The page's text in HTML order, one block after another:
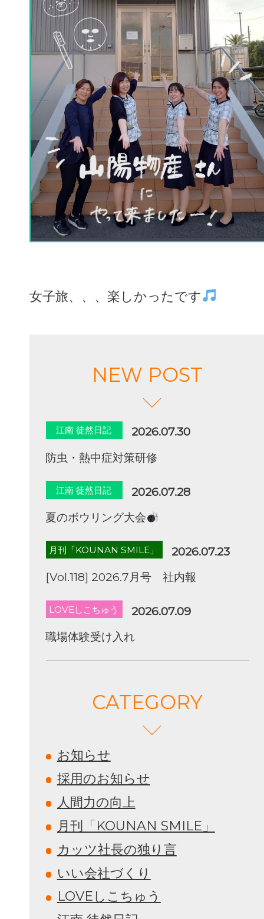
女子旅、、、楽しかったです
NEW POST
江南 徒然日記
2026.07.30
防虫・熱中症対策研修
江南 徒然日記
2026.07.28
夏のボウリング大会
月刊「KOUNAN SMILE」
2026.07.23
[Vol.118] 2026.7月号 社内報
LOVEしこちゅう
2026.07.09
職場体験受け入れ
CATEGORY
お知らせ
採用のお知らせ
人間力の向上
月刊「KOUNAN SMILE」
カッツ社長の独り言
いい会社づくり
LOVEしこちゅう